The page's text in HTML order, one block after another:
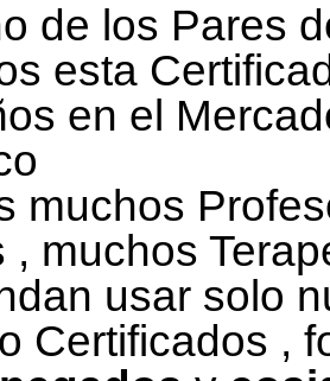
de los Pares
esta
en el
muchos
, muchos
usar solo
Certificados ,